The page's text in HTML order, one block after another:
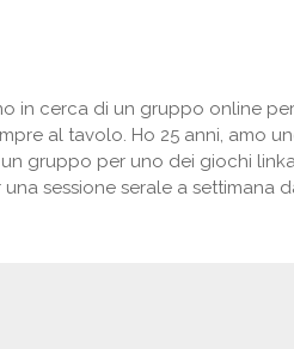
in cerca di un gruppo online
al tavolo. Ho 25 anni, amo
gruppo per uno dei giochi
sessione serale a settimana